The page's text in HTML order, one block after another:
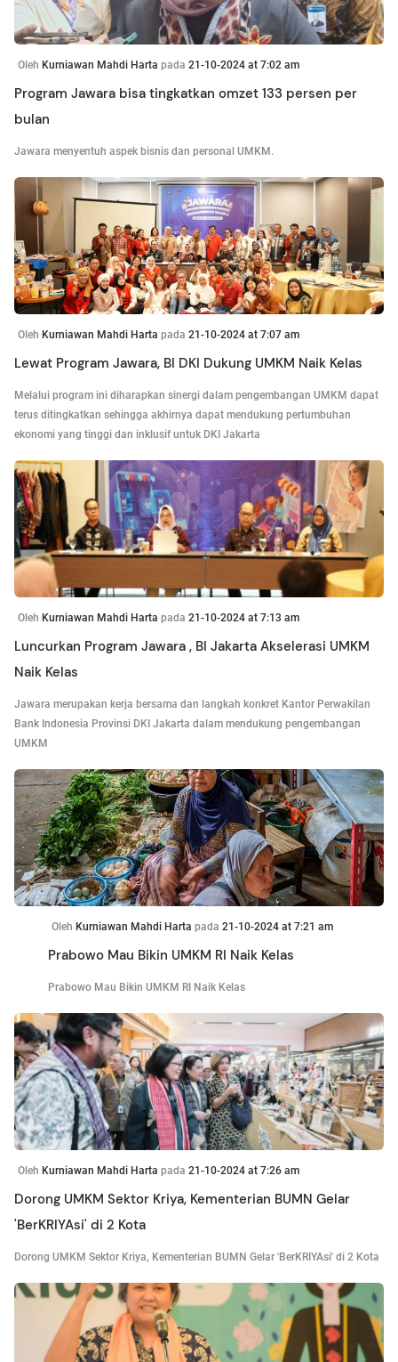
Oleh Kurniawan Mahdi Harta pada 21-10-2024 at 7:02 am
Program Jawara bisa tingkatkan omzet 133 persen per
bulan
Jawara menyentuh aspek bisnis dan personal UMKM.
Oleh Kurniawan Mahdi Harta pada 21-10-2024 at 7:07 am
Lewat Program Jawara, BI DKI Dukung UMKM Naik Kelas
Melalui program ini diharapkan sinergi dalam pengembangan UMKM dapat
terus ditingkatkan sehingga akhirnya dapat mendukung pertumbuhan
ekonomi yang tinggi dan inklusif untuk DKI Jakarta
Oleh Kurniawan Mahdi Harta pada 21-10-2024 at 7:13 am
Luncurkan Program Jawara , BI Jakarta Akselerasi UMKM
Naik Kelas
Jawara merupakan kerja bersama dan langkah konkret Kantor Perwakilan
Bank Indonesia Provinsi DKI Jakarta dalam mendukung pengembangan
UMKM
Oleh Kurniawan Mahdi Harta pada 21-10-2024 at 7:21 am
Prabowo Mau Bikin UMKM RI Naik Kelas
Prabowo Mau Bikin UMKM RI Naik Kelas
Oleh Kurniawan Mahdi Harta pada 21-10-2024 at 7:26 am
Dorong UMKM Sektor Kriya, Kementerian BUMN Gelar
'BerKRIYAsi' di 2 Kota
Dorong UMKM Sektor Kriya, Kementerian BUMN Gelar 'BerKRIYAsi' di 2 Kota